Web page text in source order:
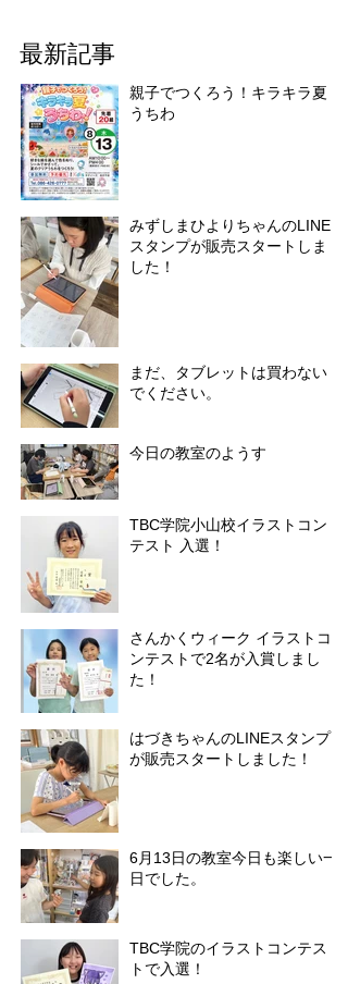
最新記事
親子でつくろう！キラキラ夏
うちわ
みずしまひよりちゃんのLINE
スタンプが販売スタートしま
した！
まだ、タブレットは買わない
でください。
今日の教室のようす
TBC学院小山校イラストコン
テスト 入選！
さんかくウィーク イラストコ
ンテストで2名が入賞しまし
た！
はづきちゃんのLINEスタンプ
が販売スタートしました！
6月13日の教室今日も楽しい一
日でした。
TBC学院のイラストコンテス
トで入選！